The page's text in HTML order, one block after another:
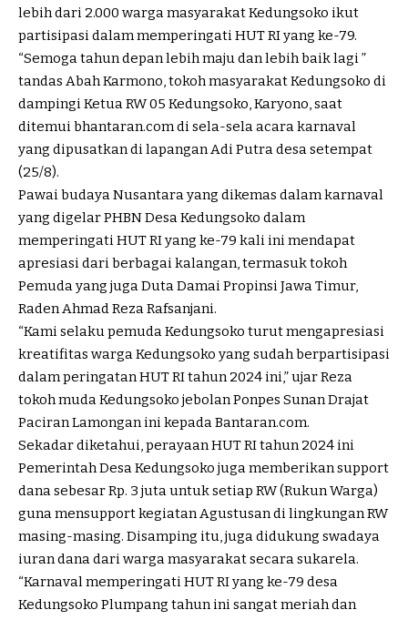
lebih dari 2.000 warga masyarakat Kedungsoko ikut
partisipasi dalam memperingati HUT RI yang ke-79.
“Semoga tahun depan lebih maju dan lebih baik lagi ”
tandas Abah Karmono, tokoh masyarakat Kedungsoko di
dampingi Ketua RW 05 Kedungsoko, Karyono, saat
ditemui bhantaran.com di sela-sela acara karnaval
yang dipusatkan di lapangan Adi Putra desa setempat
(25/8).
Pawai budaya Nusantara yang dikemas dalam karnaval
yang digelar PHBN Desa Kedungsoko dalam
memperingati HUT RI yang ke-79 kali ini mendapat
apresiasi dari berbagai kalangan, termasuk tokoh
Pemuda yang juga Duta Damai Propinsi Jawa Timur,
Raden Ahmad Reza Rafsanjani.
“Kami selaku pemuda Kedungsoko turut mengapresiasi
kreatifitas warga Kedungsoko yang sudah berpartisipasi
dalam peringatan HUT RI tahun 2024 ini,” ujar Reza
tokoh muda Kedungsoko jebolan Ponpes Sunan Drajat
Paciran Lamongan ini kepada Bantaran.com.
Sekadar diketahui, perayaan HUT RI tahun 2024 ini
Pemerintah Desa Kedungsoko juga memberikan support
dana sebesar Rp. 3 juta untuk setiap RW (Rukun Warga)
guna mensupport kegiatan Agustusan di lingkungan RW
masing-masing. Disamping itu, juga didukung swadaya
iuran dana dari warga masyarakat secara sukarela.
“Karnaval memperingati HUT RI yang ke-79 desa
Kedungsoko Plumpang tahun ini sangat meriah dan